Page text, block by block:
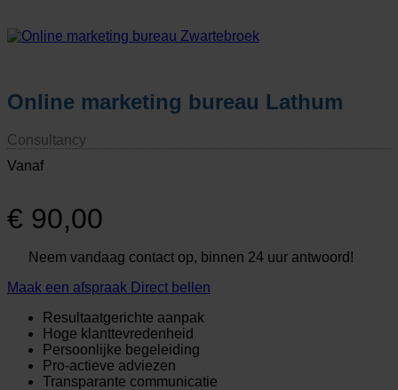
Online marketing bureau Lathum
Consultancy
Vanaf
€ 90,00
Neem vandaag contact op, binnen 24 uur antwoord!
Maak een afspraak Direct bellen
Resultaatgerichte aanpak
Hoge klanttevredenheid
Persoonlijke begeleiding
Pro-actieve adviezen
Transparante communicatie